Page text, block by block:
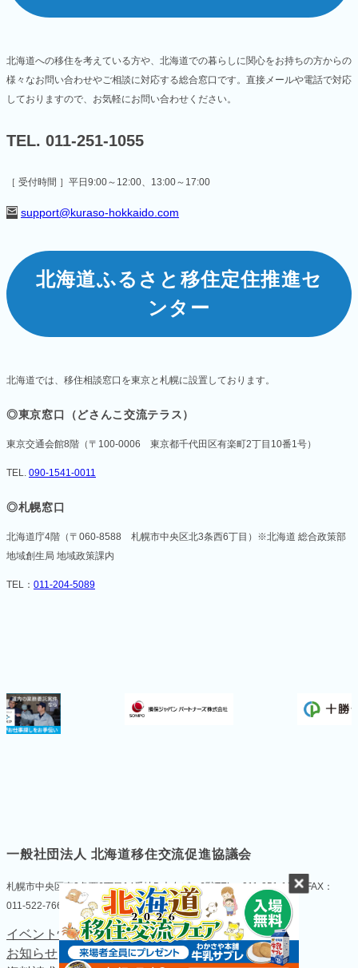
北海道への移住を考えている方や、北海道での暮らしに関心をお持ちの方からの
様々なお問い合わせやご相談に対応する総合窓口です。 直接メールや電話で対応
しておりますので、お気軽にお問い合わせください。
TEL. 011-251-1055
［ 受付時間 ］平日9:00～12:00、13:00～17:00
support@kuraso-hokkaido.com
北海道ふるさと 移住定住推進セ
ンター
北海道では、移住相談窓口を東京と札幌に設置しております。
◎東京窓口（どさんこ交流テラス）
東京交通会館8階 （〒100-0006 東京都千代田区有楽町2丁目10番1号）
TEL. 090-1541-0011
◎札幌窓口
北海道庁4階 （〒060-8588 札幌市中央区北3条西6丁目） ※北海道 総合政策部
地域創生局 地域政策課内
TEL： 011-204-5089
一般社団法人 北海道移住交流促進協議会
札幌市中央区南2条西6丁目14番地5 大友ビル6階TEL：011-251-1055 FAX：
011-522-7664
イベント情報
お知らせ
個人情報の取扱い
について